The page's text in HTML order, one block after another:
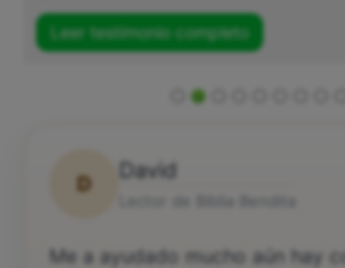
...
D
David
Me a ayudado mucho aún hay